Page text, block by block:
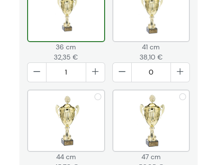
36 cm
32,35 €
41 cm
38,10 €
44 cm
47 cm